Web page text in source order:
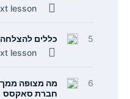
lesson
5
כללים להצלחה
lesson
6
מה מצופה ממך
חברת סאקסס